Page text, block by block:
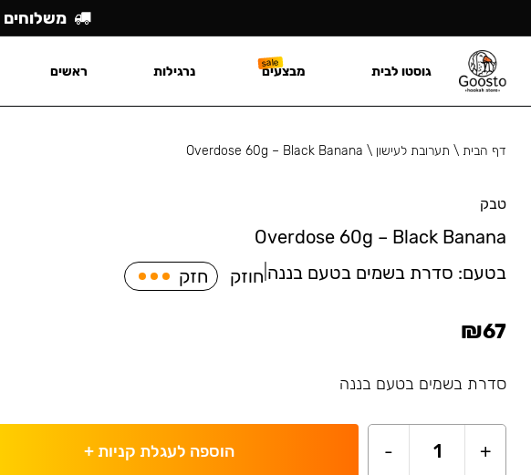
דף הבית\ תערובת לעישון \
Overdose 60g – Black Banana
טבק
Overdose 60g – Black Banana
בטעם: סדרת בשמים בטעם בננה חוזק חזק
₪67
סדרת בשמים בטעם בננה
+
1
- הוספה לעגלת קניות+
משלוחים
גוסטו לבית מבצעים נרגילות ראשים